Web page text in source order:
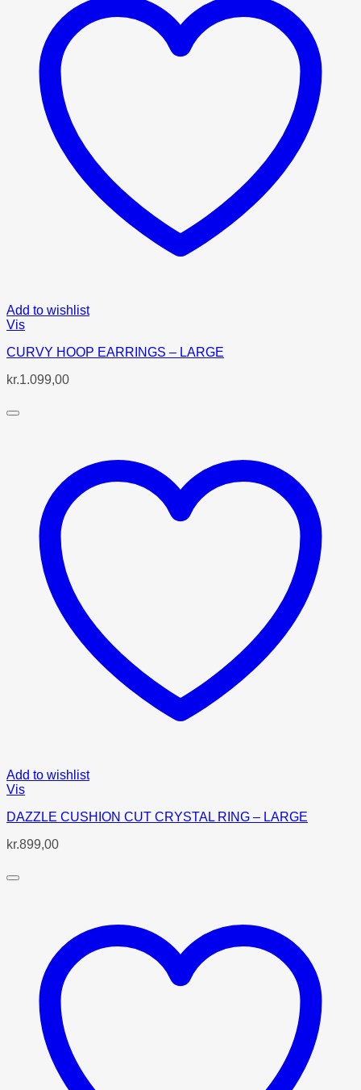
Add to wishlist
Vis
CURVY HOOP EARRINGS – LARGE
kr.1.099,00
Add to wishlist
Vis
DAZZLE CUSHION CUT CRYSTAL RING – LARGE
kr.899,00